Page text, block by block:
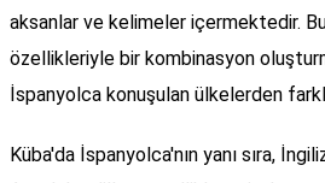
aksanlar ve kelimeler içermektedir.
özellikleriyle bir kombinasyon
İspanyolca konuşulan ülkelerden
Küba'da İspanyolca'nın yanı sıra,